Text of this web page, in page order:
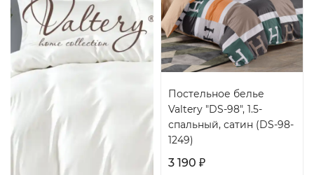
Постельное белье
Valtery "DS-98", 1.5-
спальный, сатин (DS-98-
1249)
3 190 ₽